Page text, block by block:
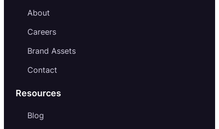
About
Careers
Brand Assets
Contact
Resources
Blog